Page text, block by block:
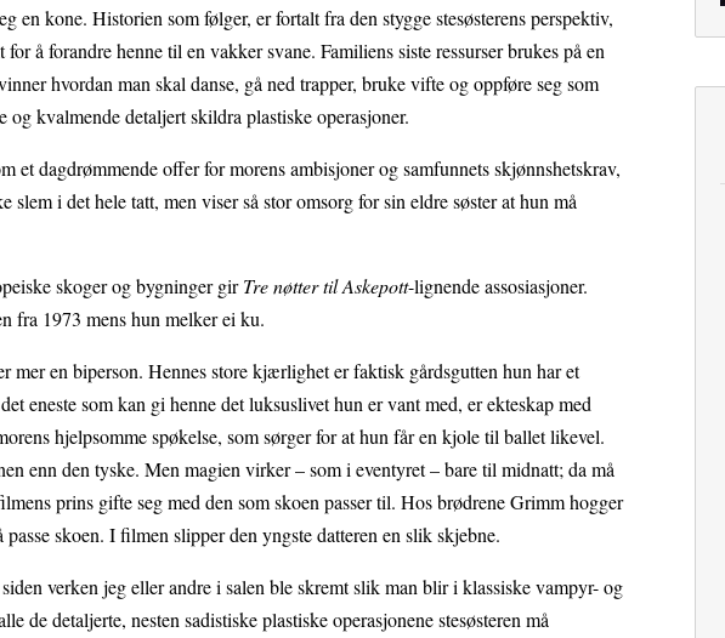
en kone. Historien som følger, er fortalt fra den stygge stesøsterens perspektiv,
å forandre henne til en vakker svane. Familiens siste ressurser brukes på en
hvordan man skal danse, gå ned trapper, bruke vifte og oppføre seg som
og kvalmende detaljert skildra plastiske operasjoner.
et dagdrømmende offer for morens ambisjoner og samfunnets skjønnshetskrav,
i det hele tatt, men viser så stor omsorg for sin eldre søster at hun må
skoger og bygninger girTre nøtter til Askepott-lignende assosiasjoner.
fra 1973 mens hun melker ei ku.
en biperson. Hennes store kjærlighet er faktisk gårdsgutten hun har et
eneste som kan gi henne det luksuslivet hun er vant med, er ekteskap med
hjelpsomme spøkelse, som sørger for at hun får en kjole til ballet likevel.
enn den tyske. Men magien virker – som i eventyret – bare til midnatt; da må
prins gifte seg med den som skoen passer til. Hos brødrene Grimm hogger
skoen. I filmen slipper den yngste datteren en slik skjebne.
verken jeg eller andre i salen ble skremt slik man blir i klassiske vampyr- og
detaljerte, nesten sadistiske plastiske operasjonene stesøsteren må